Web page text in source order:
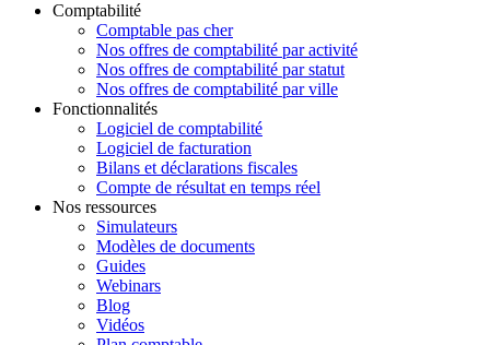
Comptabilité
Comptable pas cher
Nos offres de comptabilité par activité
Nos offres de comptabilité par statut
Nos offres de comptabilité par ville
Fonctionnalités
Logiciel de comptabilité
Logiciel de facturation
Bilans et déclarations fiscales
Compte de résultat en temps réel
Nos ressources
Simulateurs
Modèles de documents
Guides
Webinars
Blog
Vidéos